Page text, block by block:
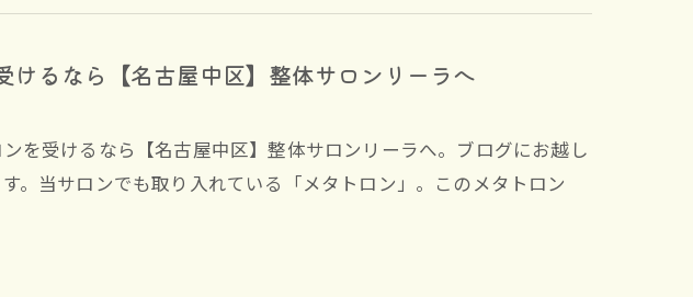
けるなら【名古屋中区】整体サロンリーラへ
を受けるなら【名古屋中区】整体サロンリーラへ。ブログにお越し
。当サロンでも取り入れている「メタトロン」。このメタトロン